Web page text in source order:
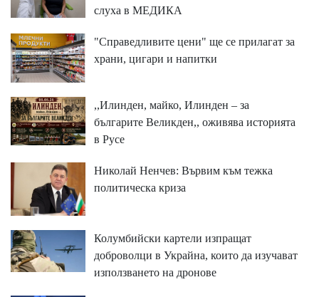
слуха в МЕДИКА
"Справедливите цени" ще се прилагат за
храни, цигари и напитки
,,Илинден, майко, Илинден – за
българите Великден,, оживява историята
в Русе
Николай Ненчев: Вървим към тежка
политическа криза
Колумбийски картели изпращат
доброволци в Украйна, които да изучават
използването на дронове